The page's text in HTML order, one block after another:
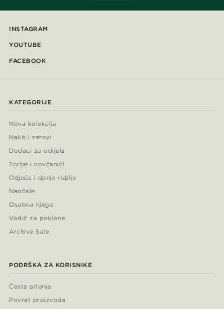
INSTAGRAM
YOUTUBE
FACEBOOK
KATEGORIJE
Nova kolekcija
Nakit i satovi
Dodaci za odijela
Torbe i novčanici
Odjeća i donje rublje
Naočale
Osobna njega
Vodič za poklone
Archive Sale
PODRŠKA ZA KORISNIKE
Česta pitanja
Povrat proizvoda